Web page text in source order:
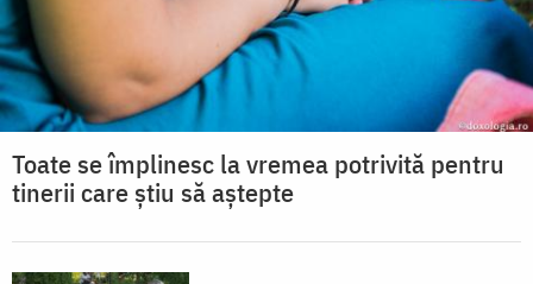
Toate se împlinesc la vremea potrivită pentru
tinerii care știu să aștepte